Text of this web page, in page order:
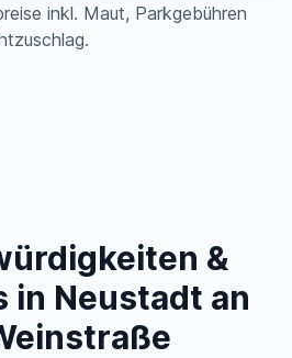
inkl. Maut, Parkgebühren
&
in Neustadt an